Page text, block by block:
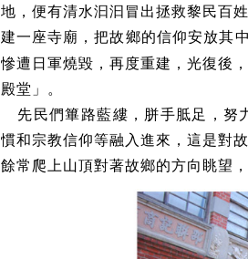
地，便有清水汩汩冒出拯救黎民百
建一座寺廟，把故鄉的信仰安放其
慘遭日軍燒毀，再度重建，光復後
殿堂」。
先民們篳路藍縷，胼手胝足，努
慣和宗教信仰等融入進來，這是對
餘常爬上山頂對著故鄉的方向眺望